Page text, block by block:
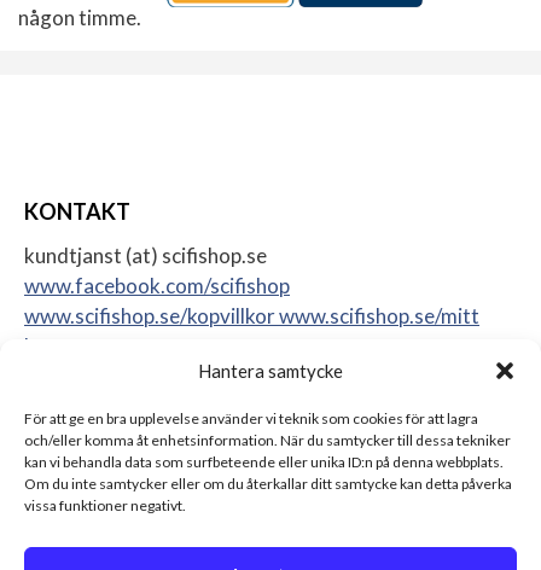
Hantera samtycke
För att ge en bra upplevelse använder vi teknik som cookies för att lagra
och/eller komma åt enhetsinformation. När du samtycker till dessa tekniker
kan vi behandla data som surfbeteende eller unika ID:n på denna webbplats.
Om du inte samtycker eller om du återkallar ditt samtycke kan detta påverka
vissa funktioner negativt.
någon timme.
KONTAKT
kundtjanst (at) scifishop.se
www.facebook.com/scifishop
www.scifishop.se/kopvillkorwww.scifishop.se/mitt
konto
17562 Järfälla
Sweden